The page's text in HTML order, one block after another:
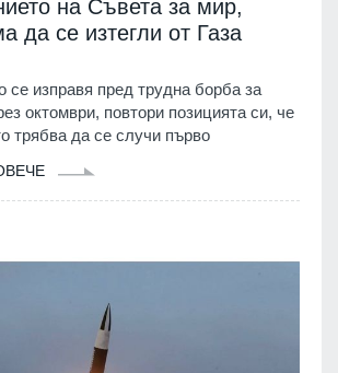
на Съвета за мир,
да се изтегли от Газа
се изправя пред трудна борба за
октомври, повтори позицията си, че
трябва да се случи първо